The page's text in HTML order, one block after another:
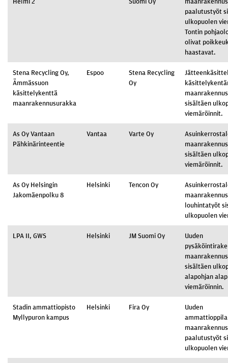
paalutustyöt
ulkopuolen
Tontin
olivat
haastavat.
Stena Recycling Oy,
Ämmässuon
käsittelykenttä
maanrakennusurakka
Espoo
Stena Recycling
Oy
sisältäen
viemäröinnit.
As Oy Vantaan
Pähkinärinteentie
Vantaa Varte Oy
sisältäen
viemäröinnit.
As Oy Helsingin
Jakomäenpolku 8
Helsinki Tencon Oy
louhintatyöt
ulkopuolen
LPA II, GWS Helsinki JM Suomi Oy
Uuden
sisältäen
alapohjan
viemäröinnin.
Stadin ammattiopisto
Myllypuron kampus
Helsinki Fira Oy
Uuden
paalutustyöt
ulkopuolen